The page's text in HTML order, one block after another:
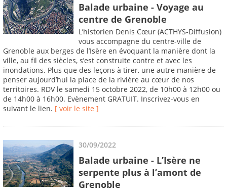
Balade urbaine - Voyage au
centre de Grenoble
L’historien Denis Cœur (ACTHYS-Diffusion)
vous accompagne du centre-ville de
Grenoble aux berges de l’Isère en évoquant la manière dont la
ville, au fil des siècles, s’est construite contre et avec les
inondations. Plus que des leçons à tirer, une autre manière de
penser aujourd’hui la place de la rivière au cœur de nos
territoires. RDV le samedi 15 octobre 2022, de 10h00 à 12h00 ou
de 14h00 à 16h00. Evènement GRATUIT. Inscrivez-vous en
suivant le lien. [ voir le site ]
30/09/2022
Balade urbaine - L’Isère ne
serpente plus à l’amont de
Grenoble